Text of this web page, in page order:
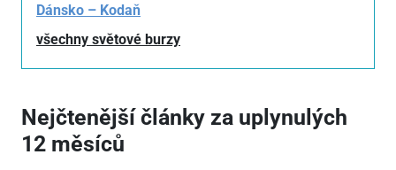
Dánsko – Kodaň
všechny světové burzy
Nejčtenější články za uplynulých
12 měsíců